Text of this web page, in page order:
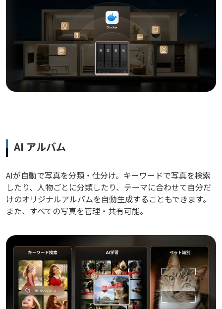
AI アルバム
AIが自動で写真を分類・仕分け。キーワードで写真を検索
したり、人物ごとに分類したり、テーマに合わせて自分だ
けのオリジナルアルバムを自動生成することもできます。
また、すべての写真を管理・共有可能。